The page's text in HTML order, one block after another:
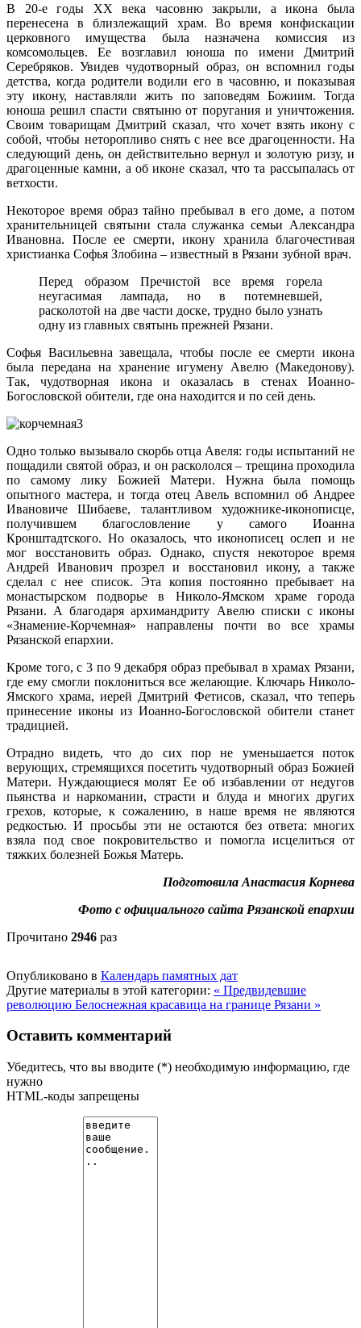
В 20-е годы XX века часовню закрыли, а икона была
перенесена в близлежащий храм. Во время конфискации
церковного имущества была назначена комиссия из
комсомольцев. Ее возглавил юноша по имени Дмитрий
Серебряков. Увидев чудотворный образ, он вспомнил годы
детства, когда родители водили его в часовню, и показывая
эту икону, наставляли жить по заповедям Божиим. Тогда
юноша решил спасти святыню от поругания и уничтожения.
Своим товарищам Дмитрий сказал, что хочет взять икону с
собой, чтобы неторопливо снять с нее все драгоценности. На
следующий день, он действительно вернул и золотую ризу, и
драгоценные камни, а об иконе сказал, что та рассыпалась от
ветхости.
Некоторое время образ тайно пребывал в его доме, а потом
хранительницей святыни стала служанка семьи Александра
Ивановна. После ее смерти, икону хранила благочестивая
христианка Софья Злобина – известный в Рязани зубной врач.
Перед образом Пречистой все время горела
неугасимая лампада, но в потемневшей,
расколотой на две части доске, трудно было узнать
одну из главных святынь прежней Рязани.
Софья Васильевна завещала, чтобы после ее смерти икона
была передана на хранение игумену Авелю (Македонову).
Так, чудотворная икона и оказалась в стенах Иоанно-
Богословской обители, где она находится и по сей день.
Одно только вызывало скорбь отца Авеля: годы испытаний не
пощадили святой образ, и он раскололся – трещина проходила
по самому лику Божией Матери. Нужна была помощь
опытного мастера, и тогда отец Авель вспомнил об Андрее
Ивановиче Шибаеве, талантливом художнике-иконописце,
получившем благословление у самого Иоанна
Кронштадтского. Но оказалось, что иконописец ослеп и не
мог восстановить образ. Однако, спустя некоторое время
Андрей Иванович прозрел и восстановил икону, а также
сделал с нее список. Эта копия постоянно пребывает на
монастырском подворье в Николо-Ямском храме города
Рязани. А благодаря архимандриту Авелю списки с иконы
«Знамение-Корчемная» направлены почти во все храмы
Рязанской епархии.
Кроме того, с 3 по 9 декабря образ пребывал в храмах Рязани,
где ему смогли поклониться все желающие. Ключарь Николо-
Ямского храма, иерей Дмитрий Фетисов, сказал, что теперь
принесение иконы из Иоанно-Богословской обители станет
традицией.
Отрадно видеть, что до сих пор не уменьшается поток
верующих, стремящихся посетить чудотворный образ Божией
Матери. Нуждающиеся молят Ее об избавлении от недугов
пьянства и наркомании, страсти и блуда и многих других
грехов, которые, к сожалению, в наше время не являются
редкостью. И просьбы эти не остаются без ответа: многих
взяла под свое покровительство и помогла исцелиться от
тяжких болезней Божья Матерь.
Подготовила Анастасия Корнева
Фото с официального сайта Рязанской епархии
Прочитано 2946 раз
Опубликовано в Календарь памятных дат
Другие материалы в этой категории: « Предвидевшие
революцию Белоснежная красавица на границе Рязани »
Оставить комментарий
Убедитесь, что вы вводите (*) необходимую информацию, где
нужно
HTML-коды запрещены